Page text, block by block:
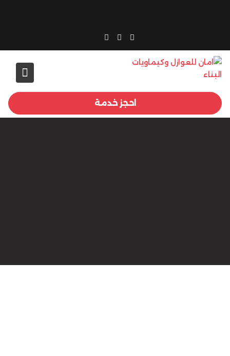
احجز خدمة